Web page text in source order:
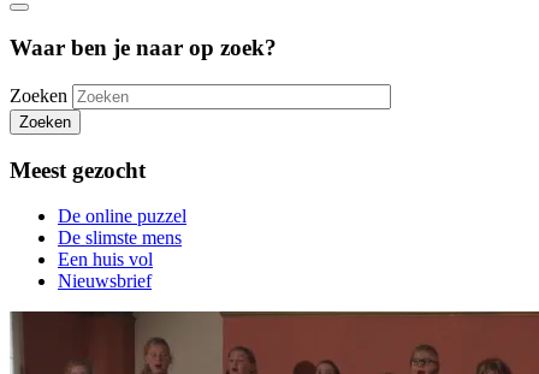
Waar ben je naar op zoek?
Zoeken
Zoeken
Meest gezocht
De online puzzel
De slimste mens
Een huis vol
Nieuwsbrief